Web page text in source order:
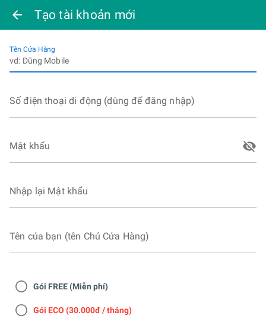
arrow_back Tạo tài khoản mới
Tên Cửa Hàng
Số điện thoại di động (dùng để đăng nhập)
Mật khẩu visibility_off
Nhập lại Mật khẩu
Tên của bạn (tên Chủ Cửa Hàng)
Gói FREE (Miễn phí)
Gói ECO (30.000đ / tháng)